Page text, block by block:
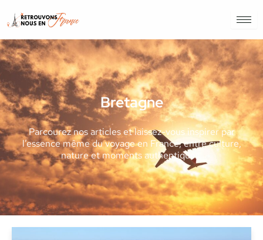
Bretagne
Parcourez nos articles et laissez-vous inspirer par
l’essence même du voyage en France, entre culture,
nature et moments authentiques.